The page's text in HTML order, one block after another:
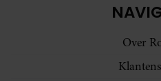
Over